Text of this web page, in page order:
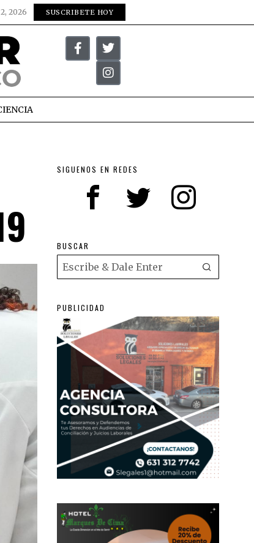
2026 SUSCRIBETE HOY
SIGUENOS EN REDES
BUSCAR
PUBLICIDAD